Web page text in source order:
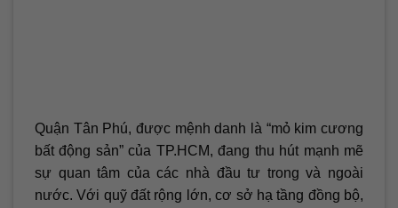
Quận Tân Phú, được mệnh danh là “mỏ kim cương
bất động sản” của TP.HCM, đang thu hút mạnh mẽ
sự quan tâm của các nhà đầu tư trong và ngoài
nước. Với quỹ đất rộng lớn, cơ sở hạ tầng đồng bộ,